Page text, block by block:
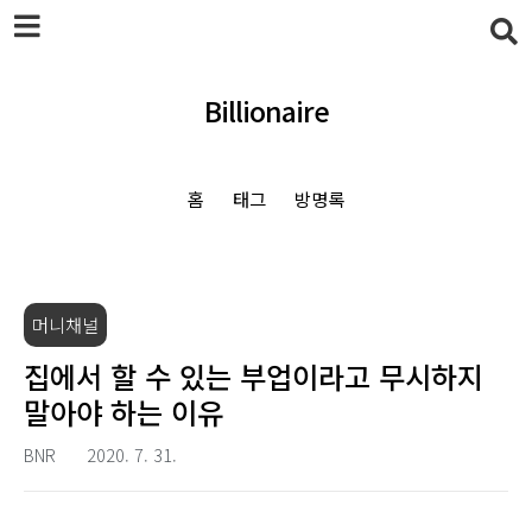
본문 바로가기
Billionaire
홈 태그 방명록
머니채널
집에서 할 수 있는 부업이라고 무시하지
말아야 하는 이유
BNR 2020. 7. 31.